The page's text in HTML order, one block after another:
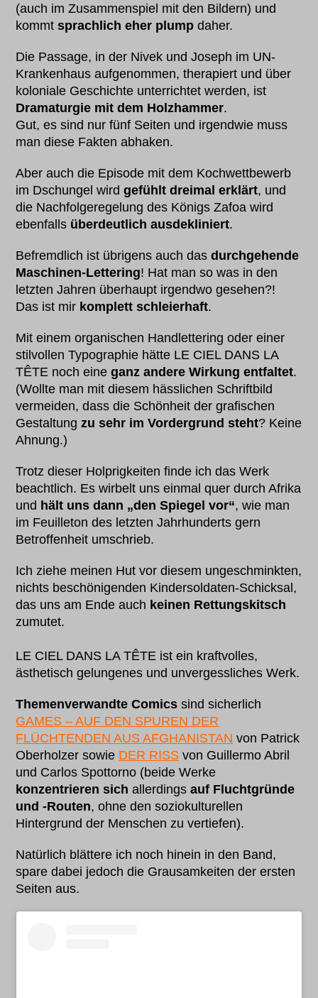
(auch im Zusammenspiel mit den Bildern) und
kommtsprachlich eher plump daher.
Die Passage, in der Nivek und Joseph im UN-
Krankenhaus aufgenommen, therapiert und über
koloniale Geschichte unterrichtet werden, ist
Dramaturgie mit dem Holzhammer.
Gut, es sind nur fünf Seiten und irgendwie muss
man diese Fakten abhaken.
Aber auch die Episode mit dem Kochwettbewerb
im Dschungel wirdgefühlt dreimal erklärt, und
die Nachfolgeregelung des Königs Zafoa wird
ebenfalls überdeutlich ausdekliniert.
Befremdlich ist übrigens auch dasdurchgehende
Maschinen-Lettering! Hat man so was in den
letzten Jahren überhaupt irgendwo gesehen?!
Das ist mir komplett schleierhaft.
Mit einem organischen Handlettering oder einer
stilvollen Typographie hätte LE CIEL DANS LA
TÊTE noch eineganz andere Wirkung entfaltet.
(Wollte man mit diesem hässlichen Schriftbild
vermeiden, dass die Schönheit der grafischen
Gestaltungzu sehr im Vordergrund steht? Keine
Ahnung.)
Trotz dieser Holprigkeiten finde ich das Werk
beachtlich. Es wirbelt uns einmal quer durch Afrika
und hält uns dann „den Spiegel vor“, wie man
im Feuilleton des letzten Jahrhunderts gern
Betroffenheit umschrieb.
Ich ziehe meinen Hut vor diesem ungeschminkten,
nichts beschönigenden Kindersoldaten-Schicksal,
das uns am Ende auch keinen Rettungskitsch
zumutet.
LE CIEL DANS LA TÊTE ist ein kraftvolles,
ästhetisch gelungenes und unvergessliches Werk.
Themenverwandte Comics sind sicherlich
GAMES – AUF DEN SPUREN DER
FLÜCHTENDEN AUS AFGHANISTAN von Patrick
Oberholzer sowie DER RISS von Guillermo Abril
und Carlos Spottorno (beide Werke
konzentrieren sich allerdingsauf Fluchtgründe
und -Routen, ohne den soziokulturellen
Hintergrund der Menschen zu vertiefen).
Natürlich blättere ich noch hinein in den Band,
spare dabei jedoch die Grausamkeiten der ersten
Seiten aus.